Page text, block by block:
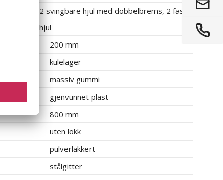
2 svingbare hjul med dobbelbrems, 2 faste
hjul
200 mm
kulelager
massiv gummi
gjenvunnet plast
800 mm
uten lokk
pulverlakkert
stålgitter